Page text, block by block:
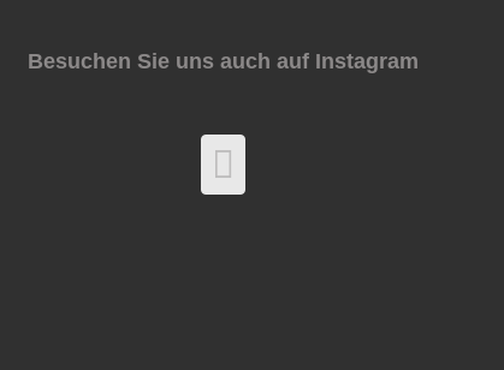
Besuchen Sie uns auch auf Instagram